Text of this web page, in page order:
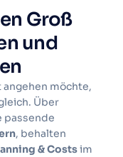
Groß
und
möchte,
Über
passende
, behalten
& Costsim